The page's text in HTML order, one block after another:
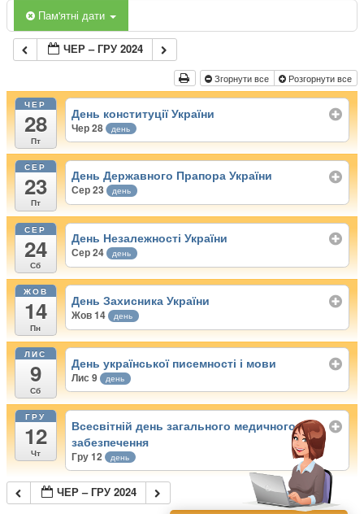
Пам'ятні дати
ЧЕР – ГРУ 2024
Згорнути все Розгорнути все
ЧЕР
28
Пт
День конституції України
Чер 28 день
СЕР
23
Пт
День Державного Прапора України
Сер 23 день
СЕР
24
Сб
День Незалежності України
Сер 24 день
ЖОВ
14
Пн
День Захисника України
Жов 14 день
ЛИС
9
Сб
День української писемності і мови
Лис 9 день
ГРУ
12
Чт
Всесвітній день загального медичного
забезпечення
Гру 12 день
ЧЕР – ГРУ 2024